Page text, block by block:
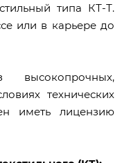
типа КТ-Т.
или в карьере до
высокопрочных,
технических
иметь лицензию